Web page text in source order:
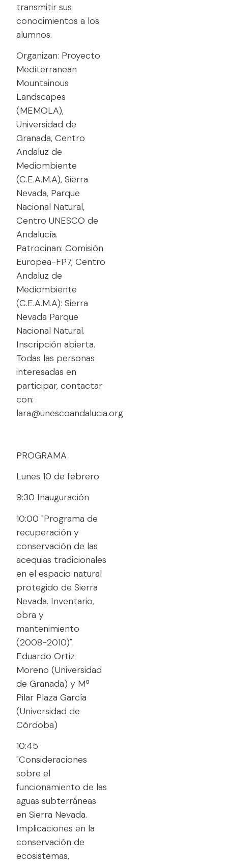
transmitir sus
conocimientos a los
alumnos.
Organizan: Proyecto
Mediterranean
Mountainous
Landscapes
(MEMOLA),
Universidad de
Granada, Centro
Andaluz de
Mediombiente
(C.E.A.M.A), Sierra
Nevada, Parque
Nacional Natural,
Centro UNESCO de
Andalucía.
Patrocinan: Comisión
Europea-FP7; Centro
Andaluz de
Mediombiente
(C.E.A.M.A): Sierra
Nevada Parque
Nacional Natural.
Inscripción abierta.
Todas las personas
interesadas en
participar, contactar
con:
lara@unescoandalucia.org
PROGRAMA
Lunes 10 de febrero
9:30 Inauguración
10:00 "Programa de
recuperación y
conservación de las
acequias tradicionales
en el espacio natural
protegido de Sierra
Nevada. Inventario,
obra y
mantenimiento
(2008-2010)".
Eduardo Ortiz
Moreno (Universidad
de Granada) y Mª
Pilar Plaza García
(Universidad de
Córdoba)
10:45
"Consideraciones
sobre el
funcionamiento de las
aguas subterráneas
en Sierra Nevada.
Implicaciones en la
conservación de
ecosistemas,